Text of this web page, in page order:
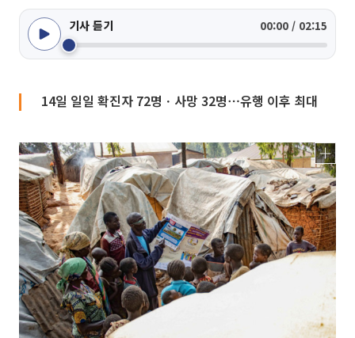
기사 듣기 00:00 / 02:15
14일 일일 확진자 72명ㆍ사망 32명⋯유행 이후 최대